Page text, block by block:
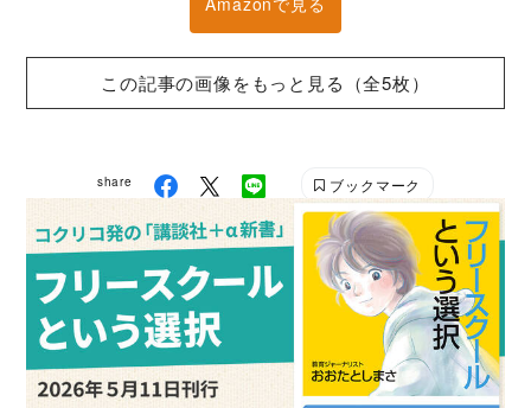
この記事の画像をもっと見る（全5枚）
share ブックマーク